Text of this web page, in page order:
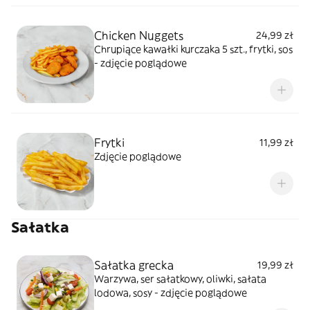
Chicken Nuggets
24,99 zł
Chrupiące kawałki kurczaka 5 szt., frytki, sos
- zdjęcie poglądowe
Frytki
11,99 zł
Zdjęcie poglądowe
Sałatka
Sałatka grecka
19,99 zł
Warzywa, ser sałatkowy, oliwki, sałata
lodowa, sosy - zdjęcie poglądowe